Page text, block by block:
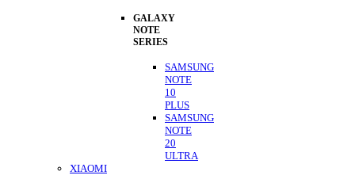
GALAXY
NOTE
SERIES
SAMSUNG
NOTE
10
PLUS
SAMSUNG
NOTE
20
ULTRA
XIAOMI